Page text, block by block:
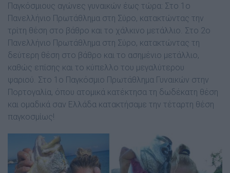
Παγκόσµιους αγώνες γυναικών έως τώρα: Στο 1ο
Πανελλήνιο Πρωτάθληµα στη Σύρο, κατακτώντας την
τρίτη θέση στο βάθρο και το χάλκινο µετάλλιο. Στο 2ο
Πανελλήνιο Πρωτάθληµα στη Σύρο, κατακτώντας τη
δεύτερη θέση στο βάθρο και το ασηµένιο µετάλλιο,
καθώς επίσης και το κύπελλο του µεγαλύτερου
ψαριού. Στο 1ο Παγκόσµιο Πρωτάθληµα Γυναικών στην
Πορτογαλία, όπου ατοµικά κατέκτησα τη δωδέκατη θέση
και οµαδικά σαν Ελλάδα κατακτήσαµε την τέταρτη θέση
παγκοσµίως!